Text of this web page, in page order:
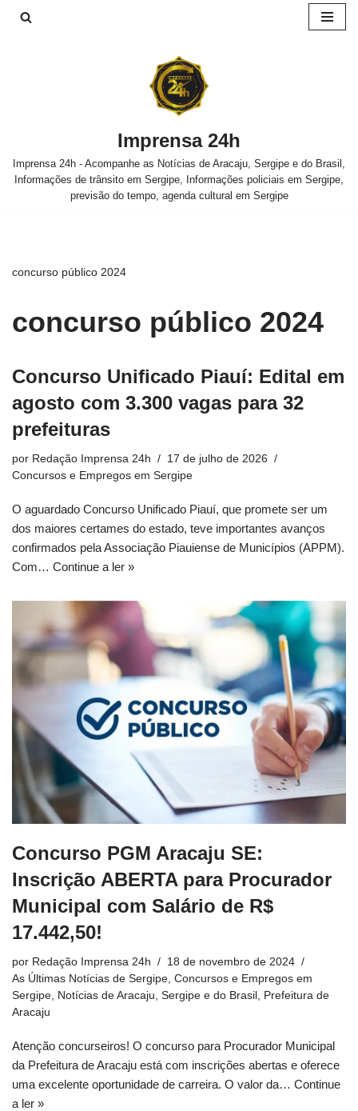
Imprensa 24h
Imprensa 24h - Acompanhe as Notícias de Aracaju, Sergipe e do Brasil,
Informações de trânsito em Sergipe, Informações policiais em Sergipe,
previsão do tempo, agenda cultural em Sergipe
concurso público 2024
concurso público 2024
Concurso Unificado Piauí: Edital em
agosto com 3.300 vagas para 32
prefeituras
por Redação Imprensa 24h
17 de julho de 2026
Concursos e Empregos em Sergipe
O aguardado Concurso Unificado Piauí, que promete ser um
dos maiores certames do estado, teve importantes avanços
confirmados pela Associação Piauiense de Municípios (APPM).
Com… Continue a ler »
Concurso PGM Aracaju SE:
Inscrição ABERTA para Procurador
Municipal com Salário de R$
17.442,50!
por Redação Imprensa 24h
18 de novembro de 2024
As Últimas Notícias de Sergipe Concursos e Empregos em
Sergipe
Notícias de Aracaju, Sergipe e do Brasil
Prefeitura de
Aracaju
Atenção concurseiros! O concurso para Procurador Municipal
da Prefeitura de Aracaju está com inscrições abertas e oferece
uma excelente oportunidade de carreira. O valor da… Continue
a ler »